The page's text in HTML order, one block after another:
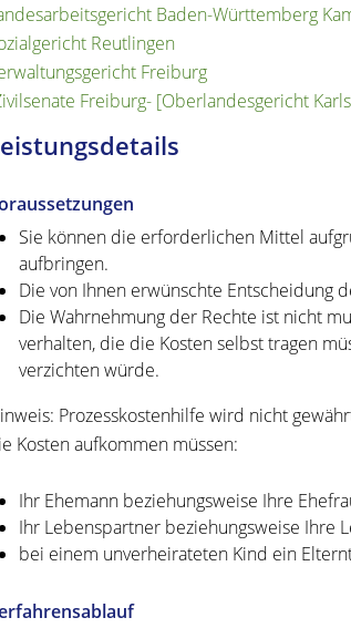
Baden-Württemberg
Reutlingen
Freiburg
Freiburg- [Oberlandesgericht
Sie können die erforderlichen Mittel
aufbringen.
Die von Ihnen erwünschte Entscheidung
Die Wahrnehmung der Rechte ist nicht
verhalten, die die Kosten selbst tragen
verzichten würde.
Prozesskostenhilfe wird nicht
Kosten aufkommen müssen:
Ihr Ehemann beziehungsweise Ihre
Ihr Lebenspartner beziehungsweise Ihre
bei einem unverheirateten Kind ein